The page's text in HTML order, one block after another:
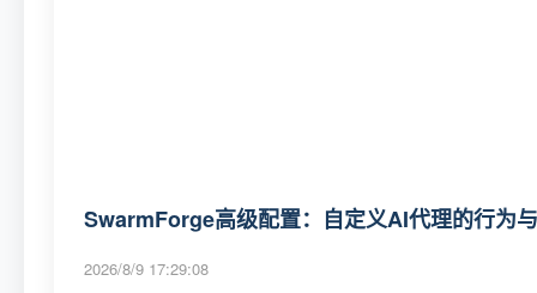
SwarmForge高级配置：自定义AI代理的行为
2026/8/9 17:29:08